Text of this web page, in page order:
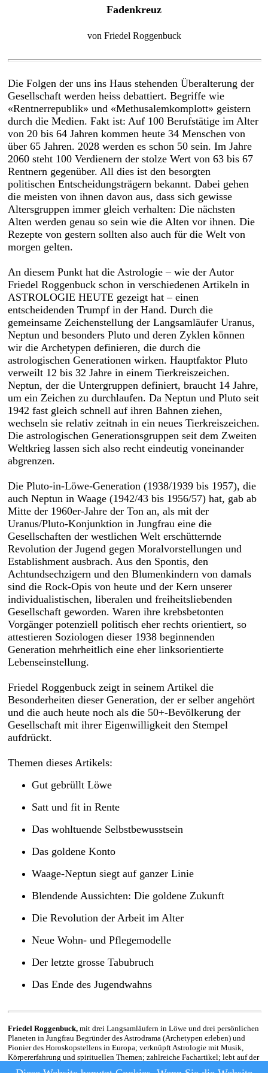
Fadenkreuz
von Friedel Roggenbuck
Die Folgen der uns ins Haus stehenden Überalterung der
Gesellschaft werden heiss debattiert. Begriffe wie
«Rentnerrepublik» und «Methusalemkomplott» geistern
durch die Medien. Fakt ist: Auf 100 Berufstätige im Alter
von 20 bis 64 Jahren kommen heute 34 Menschen von
über 65 Jahren. 2028 werden es schon 50 sein. Im Jahre
2060 steht 100 Verdienern der stolze Wert von 63 bis 67
Rentnern gegenüber. All dies ist den besorgten
politischen Entscheidungsträgern bekannt. Dabei gehen
die meisten von ihnen davon aus, dass sich gewisse
Altersgruppen immer gleich verhalten: Die nächsten
Alten werden genau so sein wie die Alten vor ihnen. Die
Rezepte von gestern sollten also auch für die Welt von
morgen gelten.
An diesem Punkt hat die Astrologie – wie der Autor
Friedel Roggenbuck schon in verschiedenen Artikeln in
ASTROLOGIE HEUTE gezeigt hat – einen
entscheidenden Trumpf in der Hand. Durch die
gemeinsame Zeichenstellung der Langsamläufer Uranus,
Neptun und besonders Pluto und deren Zyklen können
wir die Archetypen definieren, die durch die
astrologischen Generationen wirken. Hauptfaktor Pluto
verweilt 12 bis 32 Jahre in einem Tierkreiszeichen.
Neptun, der die Untergruppen definiert, braucht 14 Jahre,
um ein Zeichen zu durchlaufen. Da Neptun und Pluto seit
1942 fast gleich schnell auf ihren Bahnen ziehen,
wechseln sie relativ zeitnah in ein neues Tierkreiszeichen.
Die astrologischen Generationsgruppen seit dem Zweiten
Weltkrieg lassen sich also recht eindeutig voneinander
abgrenzen.
Die Pluto-in-Löwe-Generation (1938/1939 bis 1957), die
auch Neptun in Waage (1942/43 bis 1956/57) hat, gab ab
Mitte der 1960er-Jahre der Ton an, als mit der
Uranus/Pluto-Konjunktion in Jungfrau eine die
Gesellschaften der westlichen Welt erschütternde
Revolution der Jugend gegen Moralvorstellungen und
Establishment ausbrach. Aus den Spontis, den
Achtundsechzigern und den Blumenkindern von damals
sind die Rock-Opis von heute und der Kern unserer
individualistischen, liberalen und freiheitsliebenden
Gesellschaft geworden. Waren ihre krebsbetonten
Vorgänger potenziell politisch eher rechts orientiert, so
attestieren Soziologen dieser 1938 beginnenden
Generation mehrheitlich eine eher linksorientierte
Lebenseinstellung.
Friedel Roggenbuck zeigt in seinem Artikel die
Besonderheiten dieser Generation, der er selber angehört
und die auch heute noch als die 50+-Bevölkerung der
Gesellschaft mit ihrer Eigenwilligkeit den Stempel
aufdrückt.
Themen dieses Artikels:
Gut gebrüllt Löwe
Satt und fit in Rente
Das wohltuende Selbstbewusstsein
Das goldene Konto
Waage-Neptun siegt auf ganzer Linie
Blendende Aussichten: Die goldene Zukunft
Die Revolution der Arbeit im Alter
Neue Wohn- und Pflegemodelle
Der letzte grosse Tabubruch
Das Ende des Jugendwahns
Friedel Roggenbuck, mit drei Langsamläufern in Löwe und drei persönlichen
Planeten in Jungfrau Begründer des Astrodrama (Archetypen erleben) und
Pionier des Horoskopstellens in Europa; verknüpft Astrologie mit Musik,
Körpererfahrung und spirituellen Themen; zahlreiche Fachartikel; lebt auf der